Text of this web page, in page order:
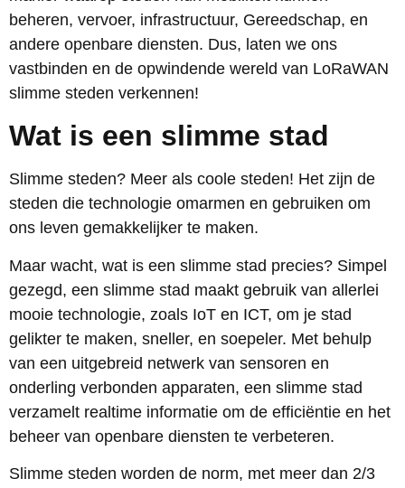
beheren, vervoer, infrastructuur, Gereedschap, en
andere openbare diensten. Dus, laten we ons
vastbinden en de opwindende wereld van LoRaWAN
slimme steden verkennen!
Wat is een slimme stad
Slimme steden? Meer als coole steden! Het zijn de
steden die technologie omarmen en gebruiken om
ons leven gemakkelijker te maken.
Maar wacht, wat is een slimme stad precies? Simpel
gezegd, een slimme stad maakt gebruik van allerlei
mooie technologie, zoals IoT en ICT, om je stad
gelikter te maken, sneller, en soepeler. Met behulp
van een uitgebreid netwerk van sensoren en
onderling verbonden apparaten, een slimme stad
verzamelt realtime informatie om de efficiëntie en het
beheer van openbare diensten te verbeteren.
Slimme steden worden de norm, met meer dan 2/3